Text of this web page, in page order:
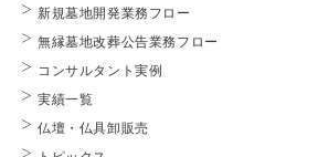
新規墓地開発業務フロー
無縁墓地改葬公告業務フロー
コンサルタント実例
実績一覧
仏壇・仏具卸販売